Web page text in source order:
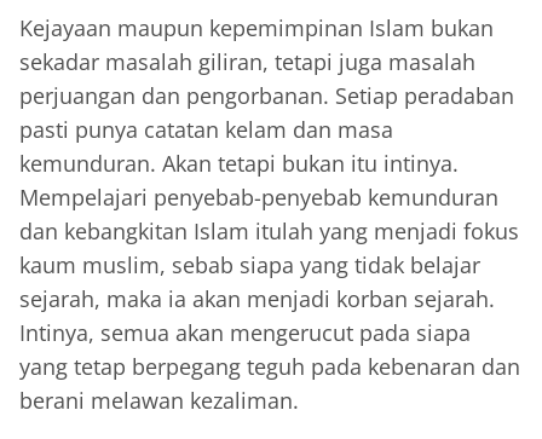
Kejayaan maupun kepemimpinan Islam bukan
sekadar masalah giliran, tetapi juga masalah
perjuangan dan pengorbanan. Setiap peradaban
pasti punya catatan kelam dan masa
kemunduran. Akan tetapi bukan itu intinya.
Mempelajari penyebab-penyebab kemunduran
dan kebangkitan Islam itulah yang menjadi fokus
kaum muslim, sebab siapa yang tidak belajar
sejarah, maka ia akan menjadi korban sejarah.
Intinya, semua akan mengerucut pada siapa
yang tetap berpegang teguh pada kebenaran dan
berani melawan kezaliman.